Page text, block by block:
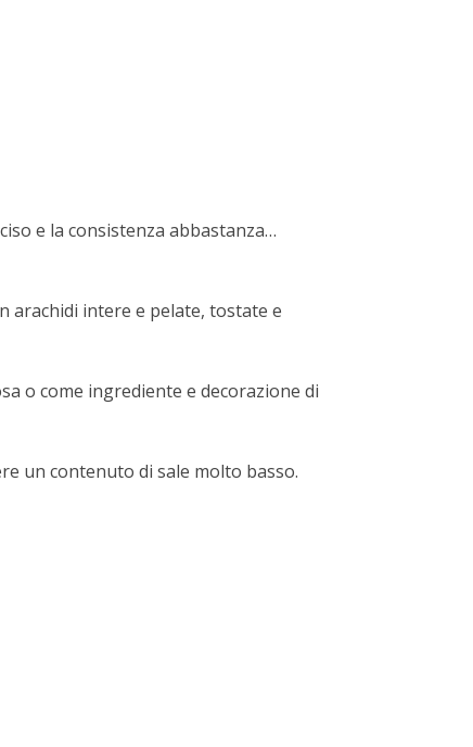
e la consistenza abbastanza…
arachidi intere e pelate, tostate e
o come ingrediente e decorazione di
un contenuto di sale molto basso.